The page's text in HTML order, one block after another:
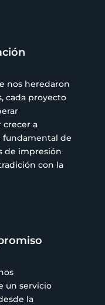
nos heredaron
cada proyecto
crecer a
fundamental de
de impresión
con la
un servicio
la